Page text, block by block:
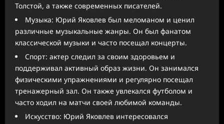
Толстой, а также современных писателей.
Музыка: Юрий Яковлев был меломаном и ценил
различные музыкальные жанры. Он был фанатом
классической музыки и часто посещал концерты.
Спорт: актер следил за своим здоровьем и
поддерживал активный образ жизни. Он занимался
физическими упражнениями и регулярно посещал
тренажерный зал. Он также увлекался футболом и
часто ходил на матчи своей любимой команды.
Искусство: Юрий Яковлев интересовался